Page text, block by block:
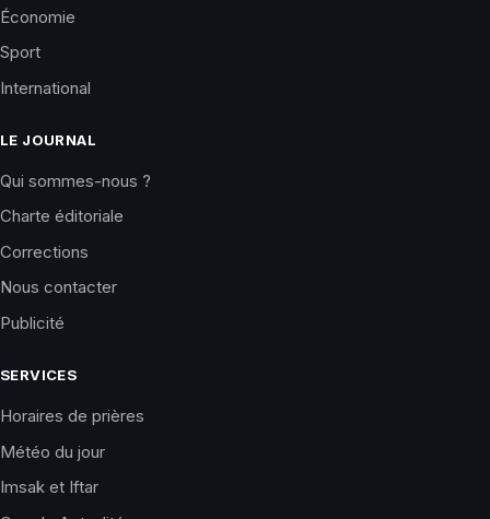
Économie
Sport
International
LE JOURNAL
Qui sommes-nous ?
Charte éditoriale
Corrections
Nous contacter
Publicité
SERVICES
Horaires de prières
Météo du jour
Imsak et Iftar